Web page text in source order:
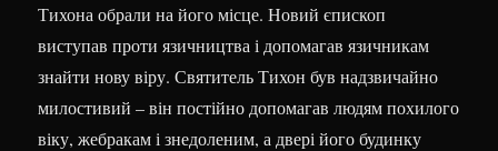
Тихона обрали на його місце. Новий єпископ
виступав проти язичництва і допомагав язичникам
знайти нову віру. Святитель Тихон був надзвичайно
милостивий – він постійно допомагав людям похилого
віку, жебракам і знедоленим, а двері його будинку